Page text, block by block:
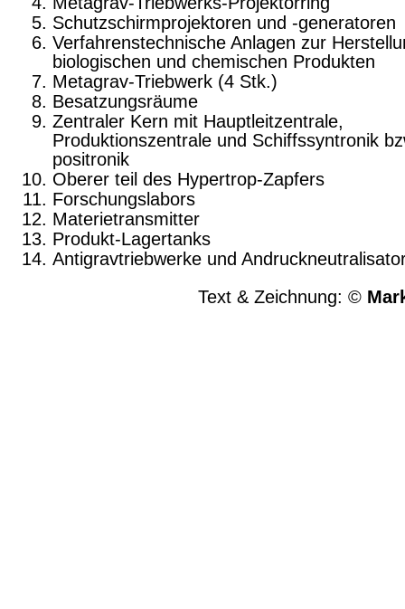
Schutzschirmprojektoren und -generatoren
Verfahrenstechnische Anlagen zur
biologischen und chemischen Produkten
Metagrav-Triebwerk (4 Stk.)
Besatzungsräume
Zentraler Kern mit Hauptleitzentrale,
Produktionszentrale und Schiffssyntronik
positronik
Oberer teil des Hypertrop-Zapfers
Forschungslabors
Materietransmitter
Produkt-Lagertanks
Antigravtriebwerke und
Text & Zeichnung: ©